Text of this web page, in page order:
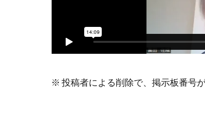
※ 投稿者による削除で、掲示板番号